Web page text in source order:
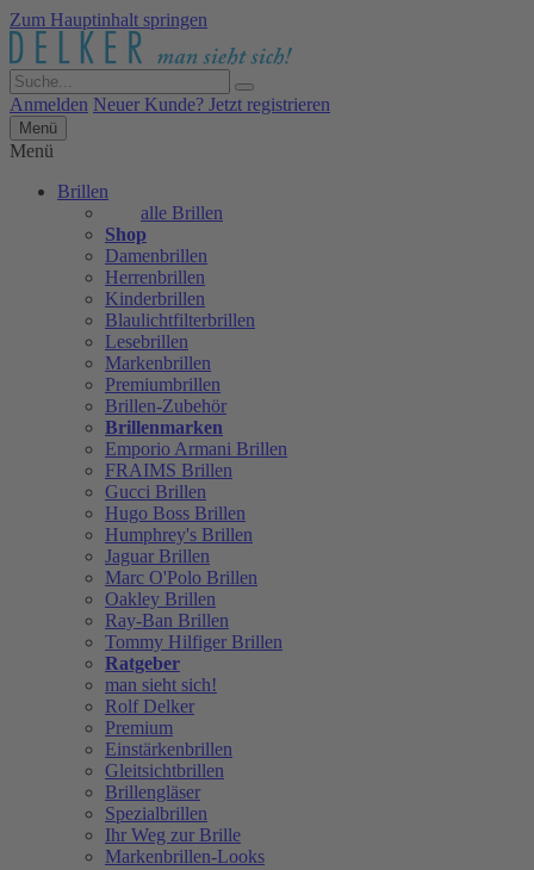
Zum Hauptinhalt springen
Anmelden Neuer Kunde? Jetzt registrieren
Menü
Menü
Brillen
alle Brillen
Shop
Damenbrillen
Herrenbrillen
Kinderbrillen
Blaulichtfilterbrillen
Lesebrillen
Markenbrillen
Premiumbrillen
Brillen-Zubehör
Brillenmarken
Emporio Armani Brillen
FRAIMS Brillen
Gucci Brillen
Hugo Boss Brillen
Humphrey's Brillen
Jaguar Brillen
Marc O'Polo Brillen
Oakley Brillen
Ray-Ban Brillen
Tommy Hilfiger Brillen
Ratgeber
man sieht sich!
Rolf Delker
Premium
Einstärkenbrillen
Gleitsichtbrillen
Brillengläser
Spezialbrillen
Ihr Weg zur Brille
Markenbrillen-Looks